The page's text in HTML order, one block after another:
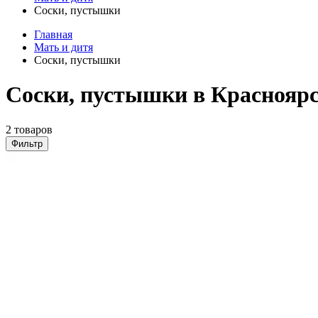
Соски, пустышки
Главная
Мать и дитя
Соски, пустышки
Соски, пустышки в
2 товаров
Фильтр